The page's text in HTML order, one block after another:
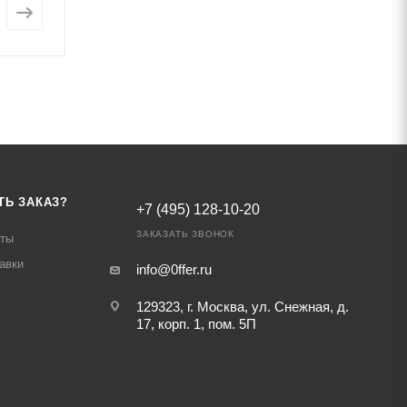
ЗАКАЗ? +7 (495) 128-10-20
ЗАКАЗАТЬ ЗВОНОК
info@0ffer.ru
129323, г. Москва, ул. Снежная, д.
17, корп. 1, пом. 5П